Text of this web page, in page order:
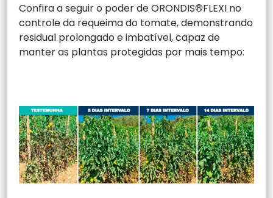
Confira a seguir o poder de ORONDIS®FLEXI no
controle da requeima do tomate, demonstrando
residual prolongado e imbatível, capaz de
manter as plantas protegidas por mais tempo: